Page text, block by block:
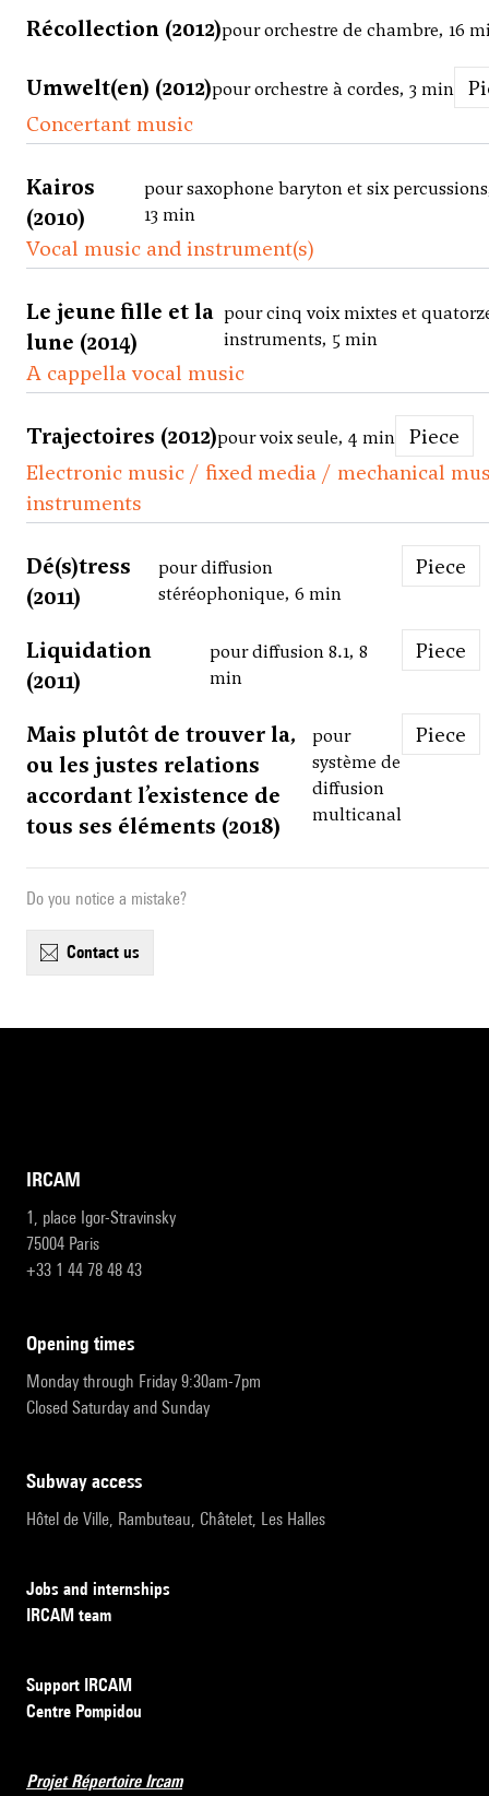
Récollection (2012)pour orchestre de chambre, 16
Umwelt(en) (2012)pour orchestre à cordes, 3 min
Concertant music
Kairos
(2010)
pour saxophone baryton et six
13 min
Vocal music and instrument(s)
Le jeune fille et la
lune (2014)
pour cinq voix mixtes et
instruments, 5 min
A cappella vocal music
Trajectoires (2012)pour voix seule, 4 min
Piece
Electronic music / fixed media / mechanical
instruments
Dé(s)tress
(2011)
pour diffusion
stéréophonique, 6 min
Piece
Liquidation
(2011)
pour diffusion 8.1, 8
min
Piece
Mais plutôt de trouver la,
ou les justes relations
accordant l’existence de
tous ses éléments (2018)
pour
système de
diffusion
multicanal
Piece
Do you notice a mistake?
contact us
IRCAM
1, place Igor-Stravinsky
75004 Paris
+33 1 44 78 48 43
opening times
Monday through Friday 9:30am-7pm
Closed Saturday and Sunday
subway access
Hôtel de Ville, Rambuteau, Châtelet, Les Halles
Jobs and internships
IRCAM team
Support IRCAM
Centre Pompidou
Projet Répertoire Ircam